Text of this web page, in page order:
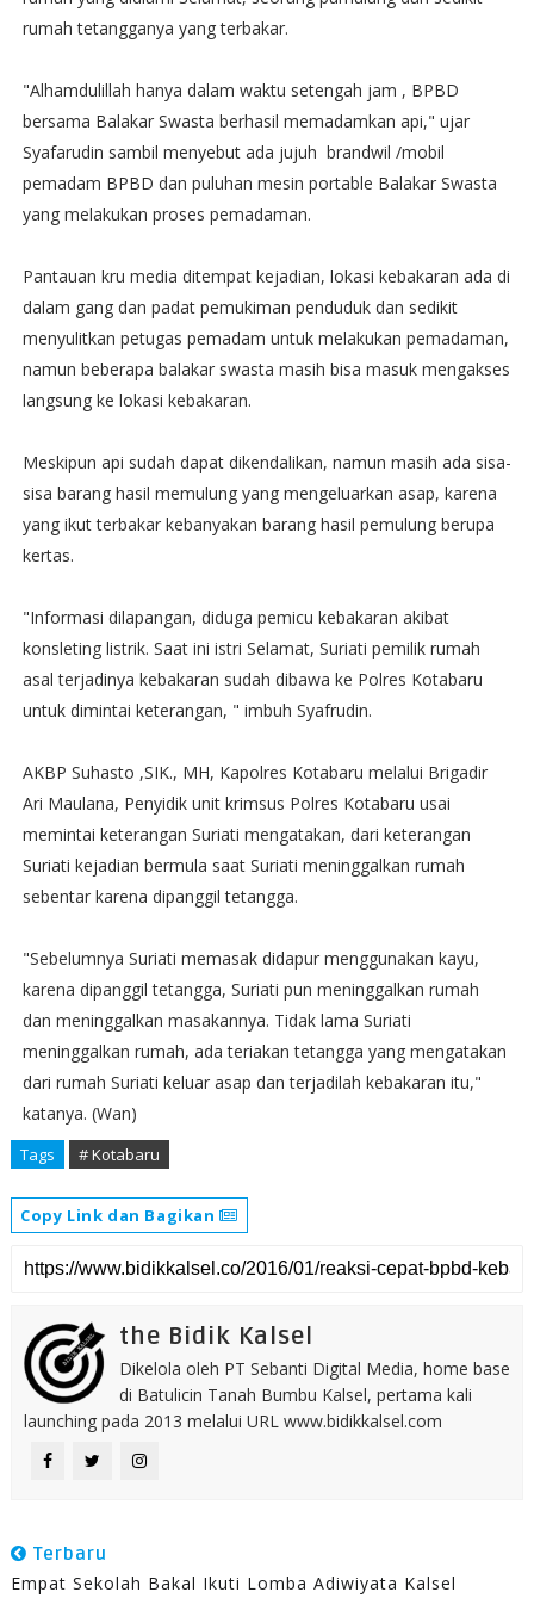
rumah tetangganya yang terbakar.
"Alhamdulillah hanya dalam waktu setengah jam , BPBD
bersama Balakar Swasta berhasil memadamkan api," ujar
Syafarudin sambil menyebut ada jujuh brandwil /mobil
pemadam BPBD dan puluhan mesin portable Balakar Swasta
yang melakukan proses pemadaman.
Pantauan kru media ditempat kejadian, lokasi kebakaran ada di
dalam gang dan padat pemukiman penduduk dan sedikit
menyulitkan petugas pemadam untuk melakukan pemadaman,
namun beberapa balakar swasta masih bisa masuk mengakses
langsung ke lokasi kebakaran.
Meskipun api sudah dapat dikendalikan, namun masih ada sisa-
sisa barang hasil memulung yang mengeluarkan asap, karena
yang ikut terbakar kebanyakan barang hasil pemulung berupa
kertas.‬
"Informasi dilapangan, diduga pemicu kebakaran akibat
konsleting listrik. Saat ini istri Selamat, Suriati pemilik rumah
asal terjadinya kebakaran sudah dibawa ke Polres Kotabaru
untuk dimintai keterangan, " imbuh Syafrudin‬.
‪AKBP Suhasto ,SIK., MH, Kapolres Kotabaru melalui Brigadir
Ari Maulana, Penyidik unit krimsus Polres Kotabaru usai
memintai keterangan Suriati mengatakan, dari keterangan
Suriati kejadian bermula saat Suriati meninggalkan rumah
sebentar karena dipanggil tetangga.
"Sebelumnya Suriati memasak didapur menggunakan kayu,
karena dipanggil tetangga, Suriati pun meninggalkan rumah
dan meninggalkan masakannya. Tidak lama Suriati
meninggalkan rumah, ada teriakan tetangga yang mengatakan
dari rumah Suriati keluar asap dan terjadilah kebakaran itu,"
katanya. (Wan)
Tags # Kotabaru
Copy Link dan Bagikan
the Bidik Kalsel
Dikelola oleh PT Sebanti Digital Media, home base
di Batulicin Tanah Bumbu Kalsel, pertama kali
launching pada 2013 melalui URL www.bidikkalsel.com
Terbaru
Empat Sekolah Bakal Ikuti Lomba Adiwiyata Kalsel